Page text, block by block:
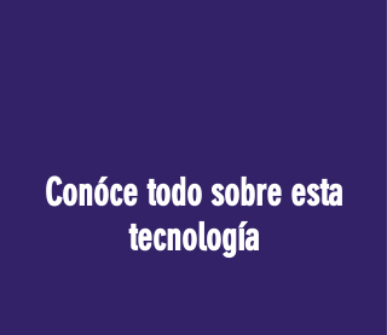
Conóce todo sobre esta
tecnología